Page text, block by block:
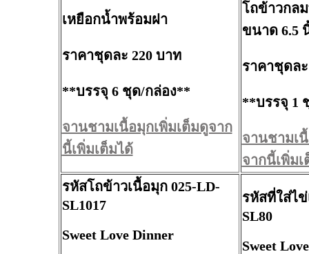
เหยือกน้ำพร้อมฝา
ราคาชุดละ 220 บาท
**บรรจุ 6 ชุด/กล่อง**
จานชามเนื้อมุกเพิ่มเต็มดูจาก
นี้เพิ่มเต็มได้
โถข้าวกล
ขนาด 6.5
ราคาชุดล
**บรรจุ 1
จานชามเ
จากนี้เพิ่มเ
รหัสโถข้าวเนื้อมุก 025-LD-
SL1017
Sweet Love Dinner
รหัสที่ใส่ไ
SL80
Sweet